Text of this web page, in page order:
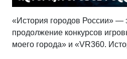
«История городов России» —
продолжение конкурсов
моего города» и «VR360.